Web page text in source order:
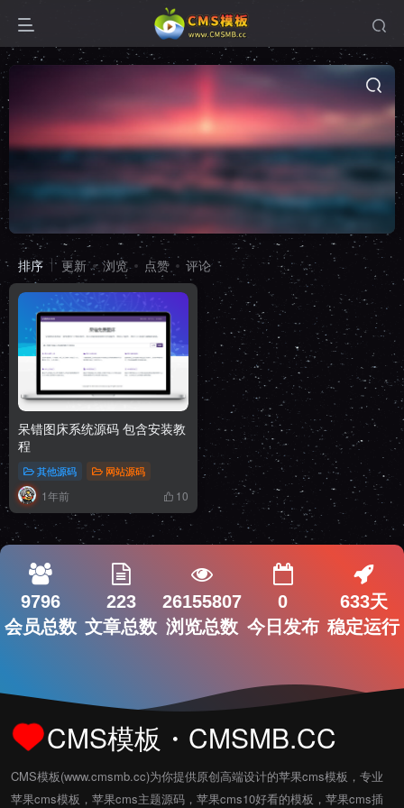
排序 更新 浏览 点赞 评论
呆错图床系统源码 包含安装教
程
其他源码 网站源码
1年前 10
9796
会员总数
223
文章总数
26155807
浏览总数
0
今日发布
633天
稳定运行
CMS模板・CMSMB.CC
CMS模板(www.cmsmb.cc)为你提供原创高端设计的苹果cms模板，专业
苹果cms模板，苹果cms主题源码，苹果cms10好看的模板，苹果cms插